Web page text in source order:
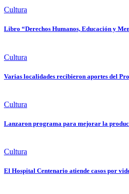
Cultura
Libro “Derechos Humanos, Educación y
Cultura
Varias localidades recibieron aportes del
Cultura
Lanzaron programa para mejorar la
Cultura
El Hospital Centenario atiende casos por